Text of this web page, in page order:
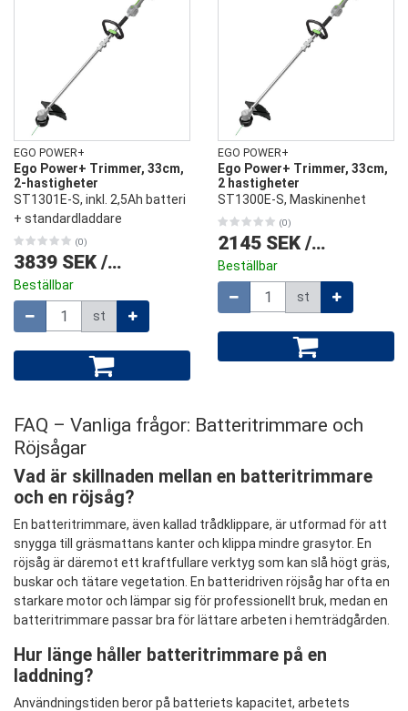
EGO POWER+
Ego Power+ Trimmer, 33cm,
2-hastigheter
ST1301E-S, inkl. 2,5Ah batteri
+ standardladdare
(0)
3839 SEK / st
Beställbar
st
EGO POWER+
Ego Power+ Trimmer, 33cm,
2 hastigheter
ST1300E-S, Maskinenhet
(0)
2145 SEK / st
Beställbar
st
FAQ – Vanliga frågor: Batteritrimmare och
Röjsågar
Vad är skillnaden mellan en batteritrimmare
och en röjsåg?
En batteritrimmare, även kallad trådklippare, är utformad för att
snygga till gräsmattans kanter och klippa mindre grasytor. En
röjsåg är däremot ett kraftfullare verktyg som kan slå högt gräs,
buskar och tätare vegetation. En batteridri­ven röjsåg har ofta en
starkare motor och lämpar sig för professionellt bruk, medan en
batteritrimmare passar bra för lättare arbeten i hemträdgården.
Hur länge håller batteritrimmare på en
laddning?
Användningstiden beror på batteriets kapacitet, arbetets